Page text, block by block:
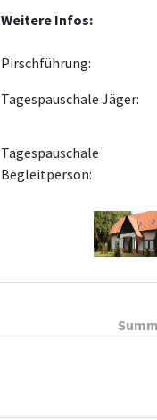
Weitere Infos:
Pirschführung:
Tagespauschale Jäger:
Tagespauschale
Begleitperson: